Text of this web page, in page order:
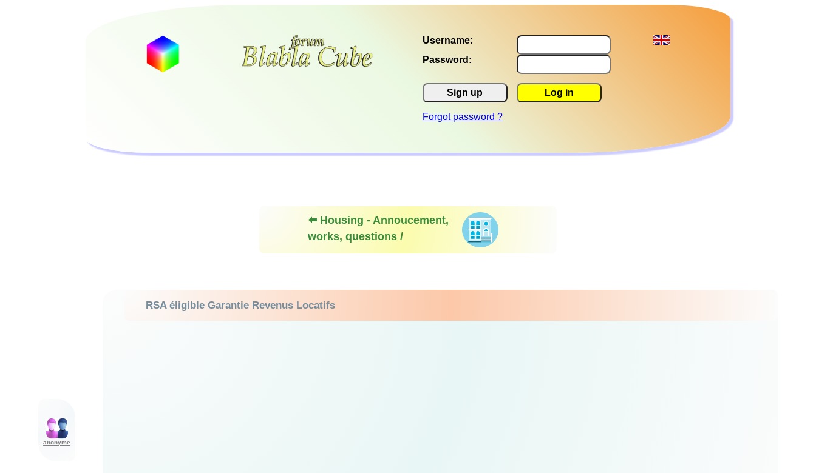
Username:
Password:
Sign up Log in
Forgot password ?
⬅️ Housing - Annoucement,
works, questions /
anonyme
RSA éligible Garantie Revenus Locatifs